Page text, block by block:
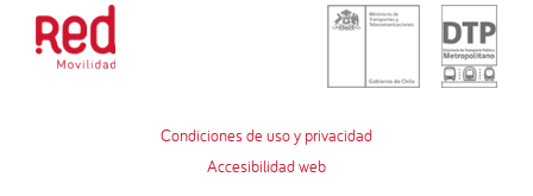
Condiciones de uso y privacidad
Accesibilidad web